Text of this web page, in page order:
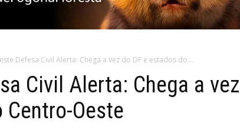
Defesa Civil Alerta: Chega a vez do DF e estados do...
Civil Alerta: Chega a
Oeste